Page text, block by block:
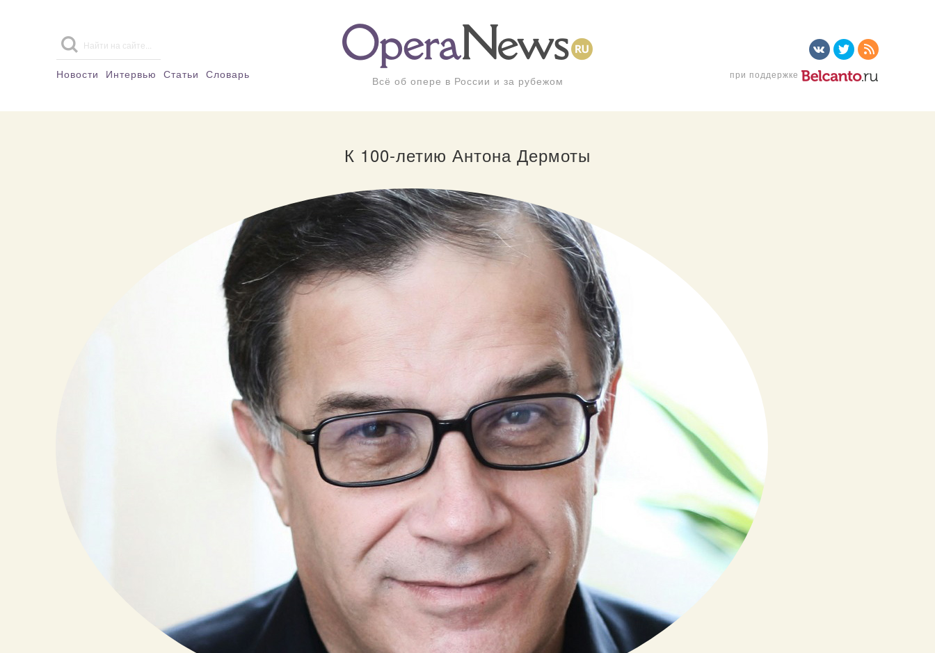
Новости Интервью Статьи Словарь Всё об опере в России и за рубежом при поддержке
К 100-летию Антона Дермоты